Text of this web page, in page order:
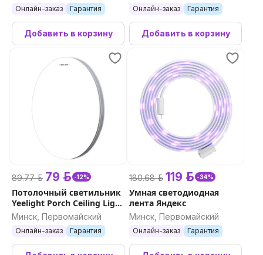
Онлайн-заказ Гарантия
Добавить в корзину
Онлайн-заказ Гарантия
Добавить в корзину
89.77 р. 79 р. -12%
Потолочный светильник
Yeelight Porch Ceiling Light
C320
Минск, Первомайский
Онлайн-заказ Гарантия
180.68 р. 119 р. -34%
Умная светодиодная
лента Яндекс
Минск, Первомайский
Онлайн-заказ Гарантия